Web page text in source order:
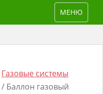
TOGGLE
МЕНЮ
Газовые системы
/ Баллон газовый